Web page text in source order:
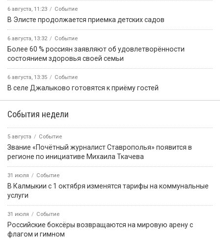
6 августа, 11:23 Событие
В Элисте продолжается приемка детских садов
6 августа, 13:32 Событие
Более 60 % россиян заявляют об удовлетворённости
состоянием здоровья своей семьи
6 августа, 13:35 Событие
В селе Джалыково готовятся к приёму гостей
События недели
5 августа Событие
Звание «Почётный журналист Ставрополья» появится в
регионе по инициативе Михаила Ткачева
31 июля Событие
В Калмыкии с 1 октября изменятся тарифы на коммунальные
услуги
31 июля Событие
Российские боксёры возвращаются на мировую арену с
флагом и гимном